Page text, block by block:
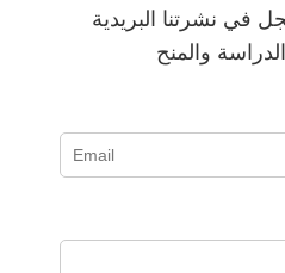
في نشرتنا البريدية
والمنح